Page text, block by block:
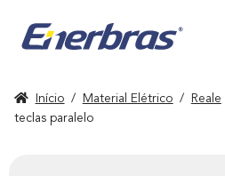
Início / Material Elétrico / Reale
teclas paralelo